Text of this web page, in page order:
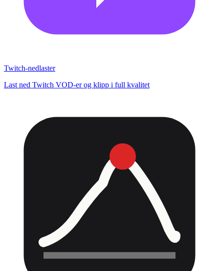
Twitch-nedlaster
Last ned Twitch VOD-er og klipp i full kvalitet